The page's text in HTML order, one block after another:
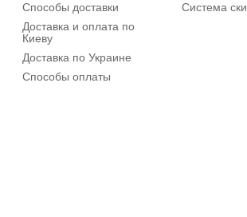
Способы доставки
Доставка и оплата по
Киеву
Доставка по Украине
Способы оплаты
Система